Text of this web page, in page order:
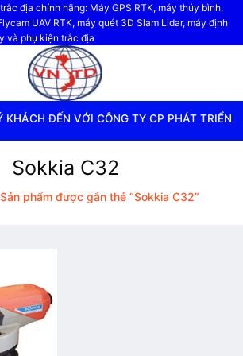
địa chính hãng: Máy GPS RTK, máy thủy bình,
UAV RTK, máy quét 3D Slam Lidar, máy định
và phụ kiện trắc địa
ĐẾN VỚI CÔNG TY CP PHÁT TRIỂN
Sokkia C32
Sản phẩm được gắn thẻ “Sokkia C32”